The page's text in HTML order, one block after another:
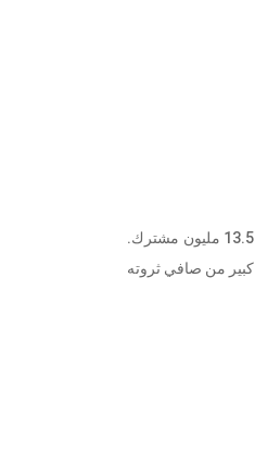
تضم مدونة فيديو رومان ملايين المشاهدين في جميع أنحاء العالم وقناته الخاصة بمدونات الفيديو تضم أكثر من 13.5 مليون مشترك.